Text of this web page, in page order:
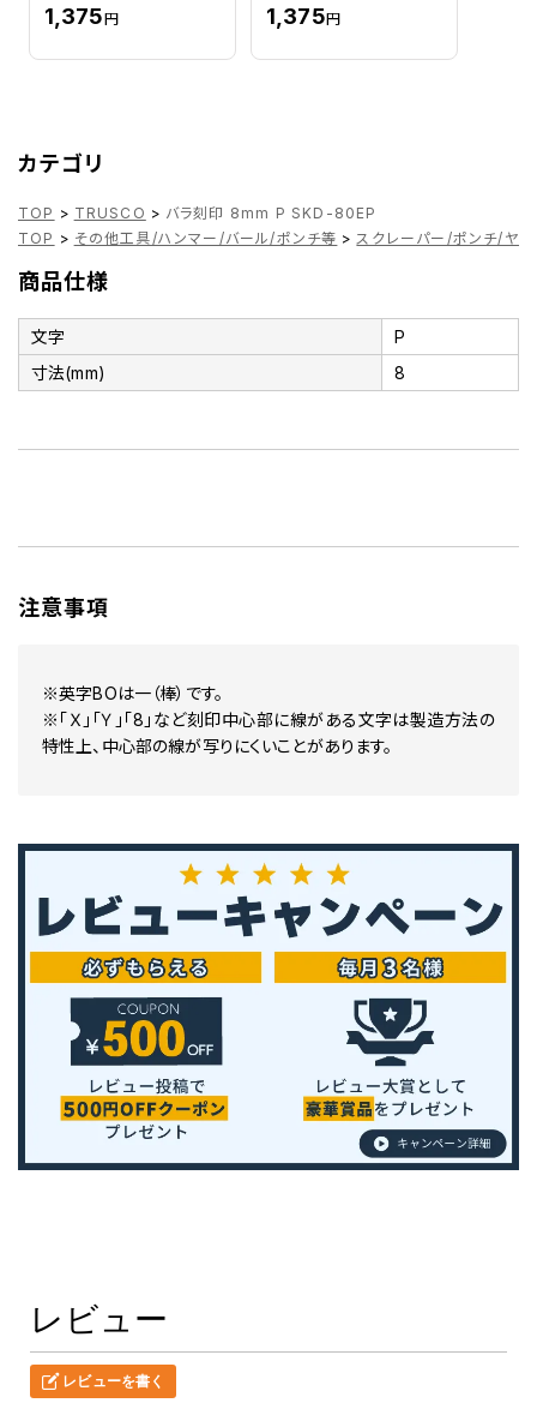
1,375円 1,375円
カテゴリ
TOP > TRUSCO > バラ刻印 8mm P SKD-80EP
TOP > その他工具/ハンマー/バール/ポンチ等 > スクレーパー/ポンチ/ヤス
商品仕様
文字
P
寸法(mm)
8
注意事項
※英字BOは一（棒）です。
※「Ｘ」「Ｙ」「8」など刻印中心部に線がある文字は製造方法の
特性上、中心部の線が写りにくいことがあります。
レビュー
レビューを書く